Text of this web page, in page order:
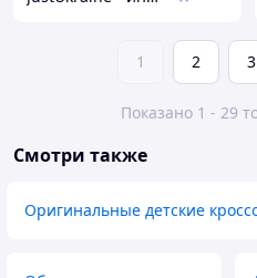
1 2 3
Показано 1 - 29
Смотри также
Оригинальные детские